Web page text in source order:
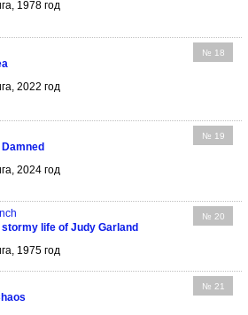
1978 год
№ 18
2022 год
№ 19
2024 год
№ 20
stormy life of Judy Garland
1975 год
№ 21